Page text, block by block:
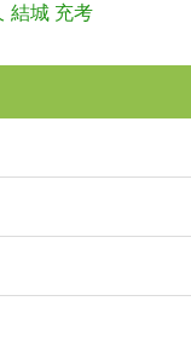
結城 充考